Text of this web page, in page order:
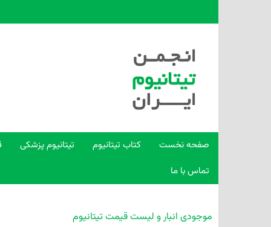
صفحه نخست کتاب تیتانیوم تیتانیوم پزشکی
تماس با ما
موجودی انبار و لیست قیمت تیتانیوم